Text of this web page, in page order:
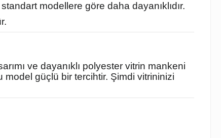
modellere göre daha dayanıklıdır.
ve dayanıklı polyester vitrin mankeni
model güçlü bir tercihtir. Şimdi vitrininizi